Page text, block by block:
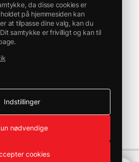
da disse cookies er
på hjemmesiden kan
at tilpasse dine valg, kan du
samtykke er frivilligt og kan til
Indstillinger
nødvendige
cookies